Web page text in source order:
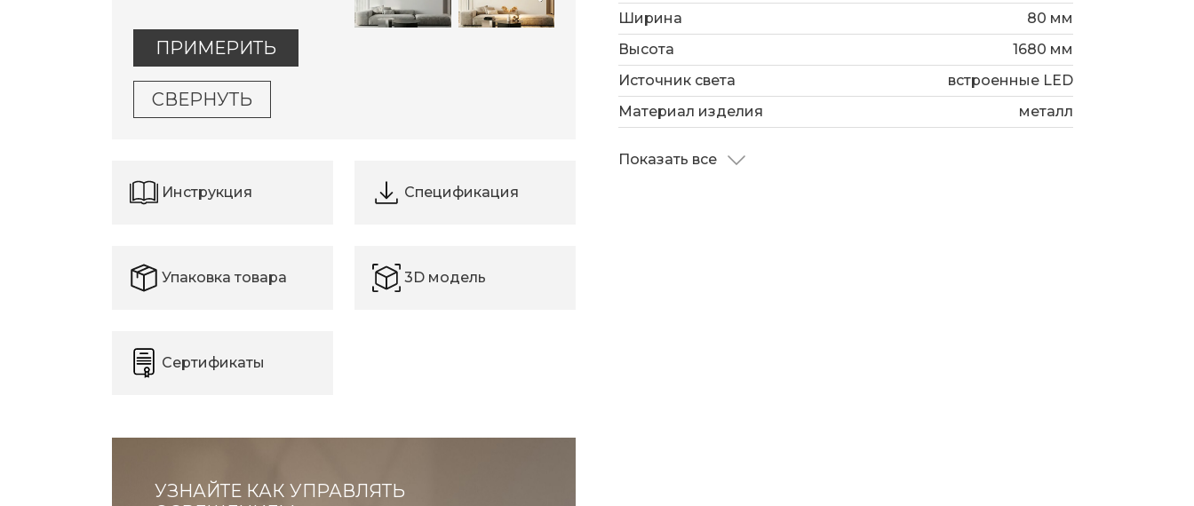
ПРИМЕРИТЬ
СВЕРНУТЬ
Инструкция Спецификация
Упаковка товара 3D модель
Сертификаты
УЗНАЙТЕ КАК УПРАВЛЯТЬ
Ширина
80 мм
Высота
1680 мм
Источник света
встроенные LED
Материал изделия
металл
Показать все